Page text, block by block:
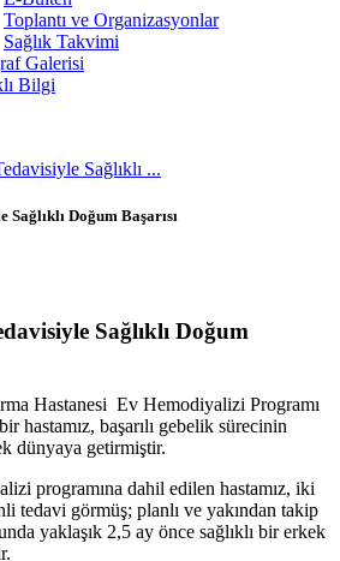
Toplantı ve Organizasyonlar
Sağlık Takvimi
Galerisi
Bilgi
Sağlıklı ...
Doğum Başarısı
Sağlıklı Doğum
Hastanesi Ev Hemodiyalizi Programı
hastamız, başarılı gebelik sürecinin
dünyaya getirmiştir.
programına dahil edilen hastamız, iki
tedavi görmüş; planlı ve yakından takip
yaklaşık 2,5 ay önce sağlıklı bir erkek